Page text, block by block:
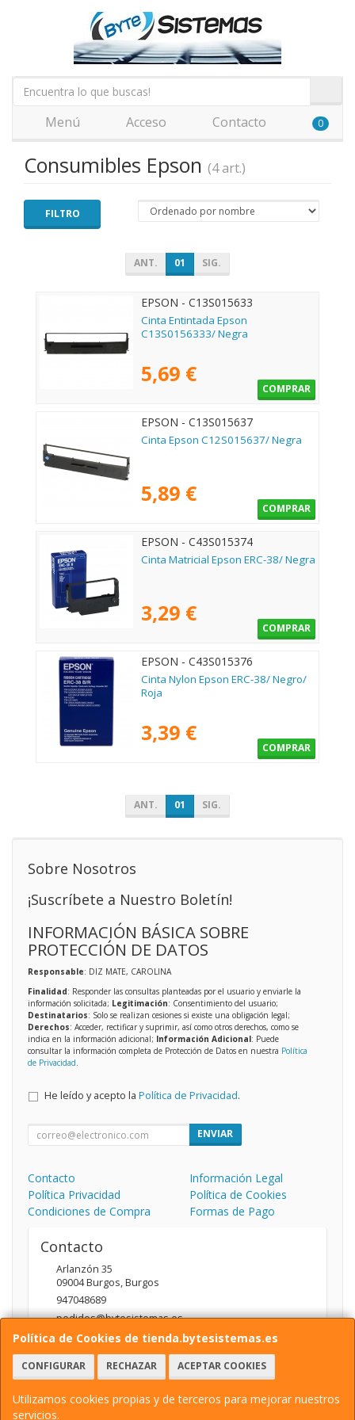
Menú Acceso Contacto 0
Consumibles Epson (4 art.)
FILTRO
ANT. 01 SIG.
EPSON - C13S015633
Cinta Entintada Epson
C13S0156333/ Negra
5,69 €
COMPRAR
EPSON - C13S015637
Cinta Epson C12S015637/ Negra
5,89 €
COMPRAR
EPSON - C43S015374
Cinta Matricial Epson ERC-38/ Negra
3,29 €
COMPRAR
EPSON - C43S015376
Cinta Nylon Epson ERC-38/ Negro/
Roja
3,39 €
COMPRAR
ANT. 01 SIG.
Política de Cookies de tienda.bytesistemas.es
CONFIGURAR RECHAZAR ACEPTAR COOKIES
Utilizamos cookies propias y de terceros para mejorar nuestros
servicios.
Sobre Nosotros
¡Suscríbete a Nuestro Boletín!
INFORMACIÓN BÁSICA SOBRE
PROTECCIÓN DE DATOS
Responsable: DIZ MATE, CAROLINA
Finalidad: Responder las consultas planteadas por el usuario y enviarle la
información solicitada; Legitimación: Consentimiento del usuario;
Destinatarios: Solo se realizan cesiones si existe una obligación legal;
Derechos: Acceder, rectificar y suprimir, así como otros derechos, como se
indica en la información adicional; Información Adicional: Puede
consultar la información completa de Protección de Datos en nuestra Política
de Privacidad.
He leído y acepto la Política de Privacidad.
ENVIAR
Contacto
Información Legal
Política Privacidad
Política de Cookies
Condiciones de Compra
Formas de Pago
Contacto
Arlanzón 35
09004Burgos,Burgos
947048689
pedidos@bytesistemas.es
Horario
10.00 - 14.00 / 17.00 - 20.00